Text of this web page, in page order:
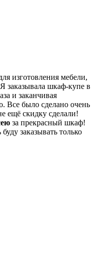
изготовления мебели,
заказывала шкаф-купе в
и заканчивая
Все было сделано очень
ещё скидку сделали!
за прекрасный шкаф!
заказывать только